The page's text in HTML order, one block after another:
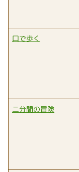
口で歩く
二分間の冒険